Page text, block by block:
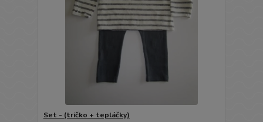
Set - (tričko + tepláčky)